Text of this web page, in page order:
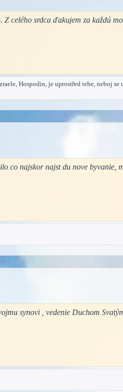
celého srdca ďakujem za každú
Hospodin, je uprostřed tebe, neboj se
co najskor najst du nove byvanie,
synovi , vedenie Duchom